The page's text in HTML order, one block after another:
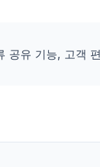
공유 기능, 고객